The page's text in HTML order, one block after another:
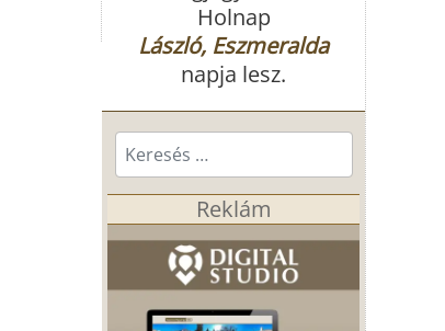
Holnap
László, Eszmeralda
napja lesz.
Keresés...
Reklám